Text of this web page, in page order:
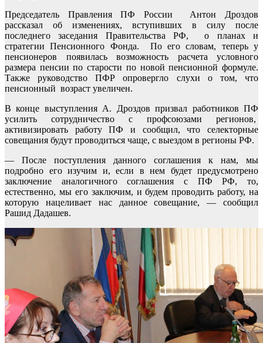
Председатель Правления ПФ России Антон Дроздов
рассказал об изменениях, вступивших в силу после
последнего заседания Правительства РФ, о планах и
стратегии Пенсионного Фонда. По его словам, теперь у
пенсионеров появилась возможность расчета условного
размера пенсии по старости по новой пенсионной формуле.
Также руководство ПФР опровергло слухи о том, что
пенсионный возраст увеличен.
В конце выступления А. Дроздов призвал работников ПФ
усилить сотрудничество с профсоюзами регионов,
активизировать работу ПФ и сообщил, что селекторные
совещания будут проводиться чаще, с выездом в регионы РФ.
— После поступления данного соглашения к нам, мы
подробно его изучим и, если в нем будет предусмотрено
заключение аналогичного соглашения с ПФ РФ, то,
естественно, мы его заключим, и будем проводить работу, на
которую нацеливает нас данное совещание, — сообщил
Рашид Дадашев.